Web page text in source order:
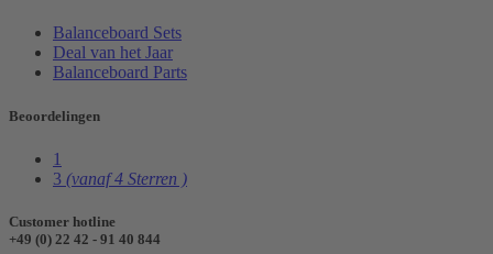
Balanceboard Sets
Deal van het Jaar
Balanceboard Parts
Beoordelingen
1
3 (vanaf 4 Sterren )
Customer hotline
+49 (0) 22 42 - 91 40 844